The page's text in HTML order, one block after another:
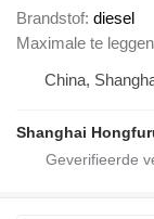
Brandstof diesel
Maximale te
China,
Shanghai